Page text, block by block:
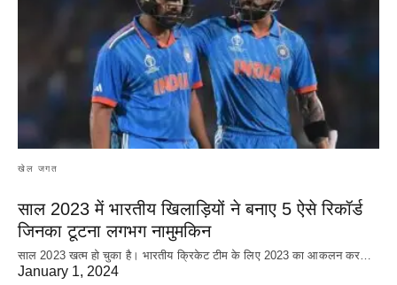
खेल जगत
साल 2023 में भारतीय खिलाड़ियों ने बनाए 5 ऐसे रिकॉर्ड
जिनका टूटना लगभग नामुमकिन
साल 2023 खत्म हो चुका है। भारतीय क्रिकेट‌ टीम के लिए 2023 का आकलन कर…
January 1, 2024